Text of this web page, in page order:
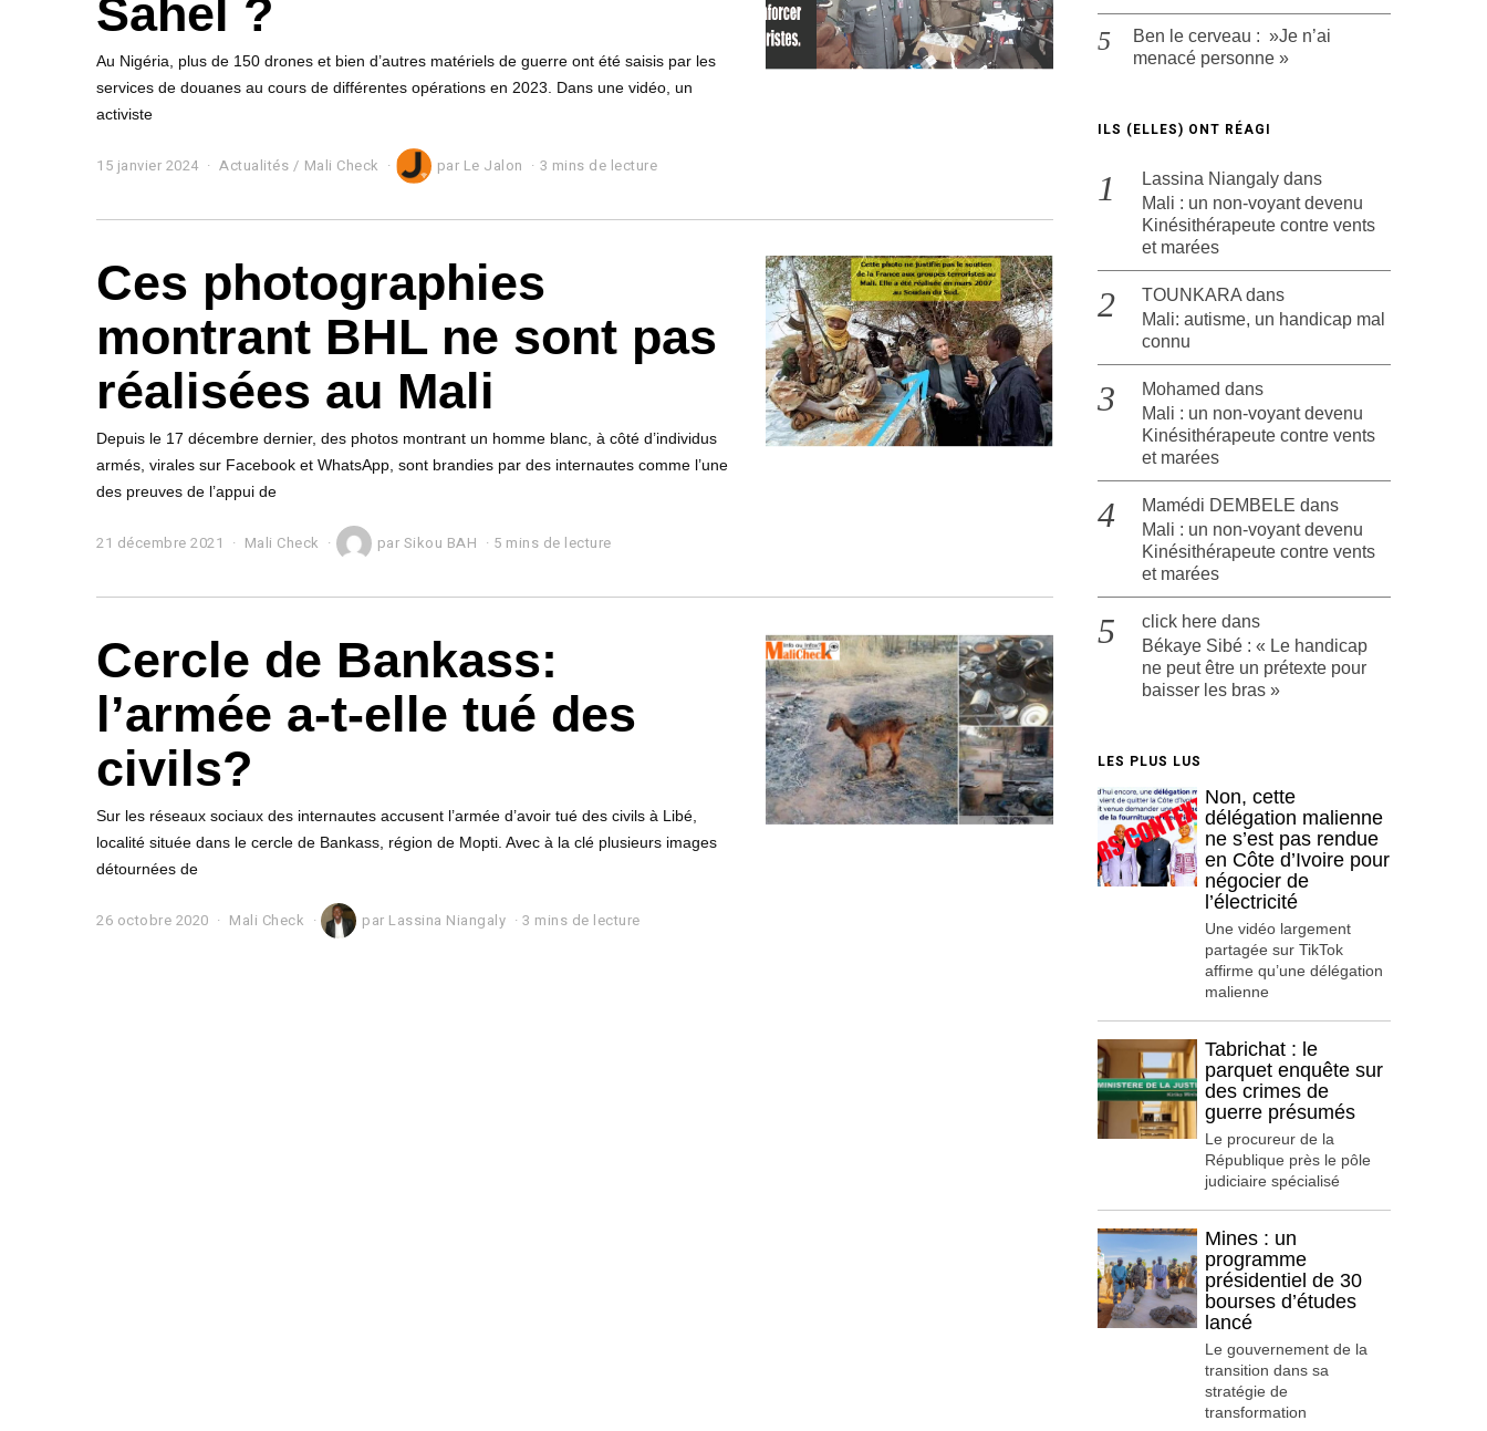
4
Sahel ?
Au Nigéria, plus de 150 drones et bien d’autres matériels de guerre ont été saisis par les
services de douanes au cours de différentes opérations en 2023. Dans une vidéo, un
activiste
15 janvier 2024
a
e
r
2
2
4
Actualités / Mali Check par Le Jalon 3 mins de lecture
Ces photographies
montrant BHL ne sont pas
réalisées au Mali
Depuis le 17 décembre dernier, des photos montrant un homme blanc, à côté d’individus
armés, virales sur Facebook et WhatsApp, sont brandies par des internautes comme l’une
des preuves de l’appui de
21 décembre 2021
é
m
b
r
e
0
Mali Check par Sikou BAH 5 mins de lecture
Cercle de Bankass:
l’armée a-t-elle tué des
civils?
Sur les réseaux sociaux des internautes accusent l’armée d’avoir tué des civils à Libé,
localité située dans le cercle de Bankass, région de Mopti. Avec à la clé plusieurs images
détournées de
26 octobre 2020 Mali Check par Lassina Niangaly 3 mins de lecture
Ben le cerveau : »Je n’ai
menacé personne »
ILS (ELLES) ONT RÉAGI
Lassina Niangaly dans
Mali : un non-voyant devenu
Kinésithérapeute contre vents
et marées
TOUNKARA dans
Mali: autisme, un handicap mal
connu
Mohamed dans
Mali : un non-voyant devenu
Kinésithérapeute contre vents
et marées
Mamédi DEMBELE dans
Mali : un non-voyant devenu
Kinésithérapeute contre vents
et marées
click here dans
Békaye Sibé : « Le handicap
ne peut être un prétexte pour
baisser les bras »
LES PLUS LUS
Non, cette
délégation malienne
ne s’est pas rendue
en Côte d’Ivoire pour
négocier de
l’électricité
Une vidéo largement
partagée sur TikTok
affirme qu’une délégation
malienne
Tabrichat : le
parquet enquête sur
des crimes de
guerre présumés
Le procureur de la
République près le pôle
judiciaire spécialisé
Mines : un
programme
présidentiel de 30
bourses d’études
lancé
Le gouvernement de la
transition dans sa
stratégie de
transformation